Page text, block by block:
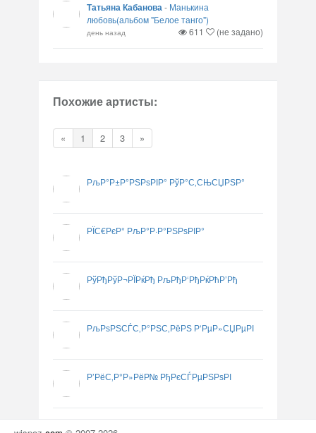
Татьяна Кабанова- Манькина
любовь(альбом "Белое танго")
день назад 611 (не задано)
Похожие артисты:
« 1 2 3 »
РљР°Р±Р°РЅРѕРІР° РўР°С‚СЊСЏРЅР°
РЇС€РєР° РљР°Р·Р°РЅРѕРІР°
РўРђРўР¬РЇРќРђ РљРђР‘РђРќРћР’Рђ
РљРѕРЅСЃС‚Р°РЅС‚РёРЅ Р‘РµР»СЏРµРІ
Р’РёС‚Р°Р»РёР№ РђРєСЃРµРЅРѕРІ